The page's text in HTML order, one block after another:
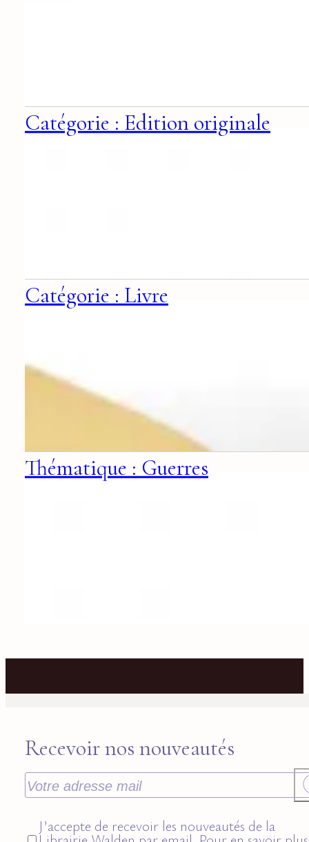
Catégorie : Edition originale
Catégorie : Livre
Thématique : Guerres
Recevoir nos nouveautés
J’accepte de recevoir les nouveautés de la